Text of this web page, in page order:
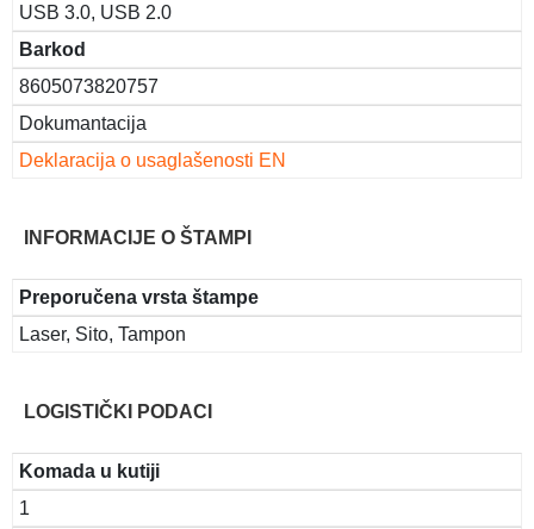
USB 3.0, USB 2.0
Barkod
8605073820757
Dokumantacija
Deklaracija o usaglašenosti EN
INFORMACIJE O ŠTAMPI
Preporučena vrsta štampe
Laser, Sito, Tampon
LOGISTIČKI PODACI
Komada u kutiji
1